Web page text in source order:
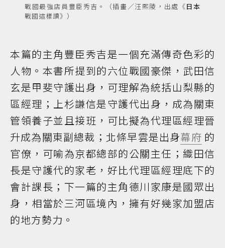
戰國最強店員豐臣秀吉。（插畫／汪熙陵，出處《日本
戰國這樣讀》）
本篇的主角豐臣秀吉是一個充滿傳奇色彩的
人物。本書所提到的六位戰國豪傑，武田信
玄是甲斐守護出身，可理解為統括山梨縣的
區經理；上杉謙信是守護代出身，成為關東
管領養子並且接班，可比擬為代理區經理晉
升成為關東副總裁；北條早雲是出身幕府 的
官僚，可喻為京都總部的公關主任；織田信
長是守護代的家老，好比代理區經理底下的
會計課長；下一篇的主角德川家康是國眾出
身，相當於三河區境內，擁有好幾家加盟店
的地方勢力。